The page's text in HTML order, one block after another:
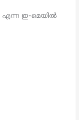
എന്ന ഇ-മെയിൽ